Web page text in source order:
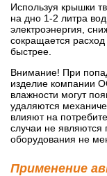
Используя крышки
на дно 1-2 литра
электроэнергия,
сокращается
быстрее.
Внимание! При
изделие компании
влажности могут
удаляются
влияют на
случаи не являются
оборудования не
Применение